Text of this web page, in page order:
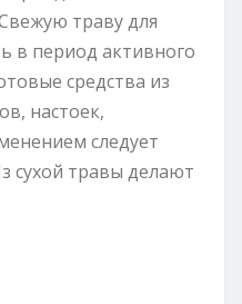
траву для
в период активного
средства из
настоек,
следует
сухой травы делают